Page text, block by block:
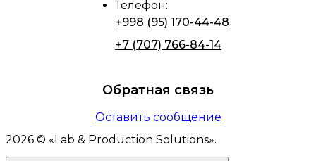
Телефон:
+998 (95) 170-44-48
+7 (707) 766-84-14
Обратная связь
Оставить сообщение
2026 © « Lab & Production Solutions».